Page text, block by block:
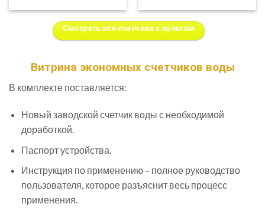
составляла
500₽.
21
составляла
500₽.
22
Смотреть все счетчики с пультом
Витрина экономных счетчиков воды
В комплекте поставляется:
Новый заводской счетчик воды с необходимой
доработкой.
Паспорт устройства.
Инструкция по применению – полное руководство
пользователя, которое разъяснит весь процесс
применения.